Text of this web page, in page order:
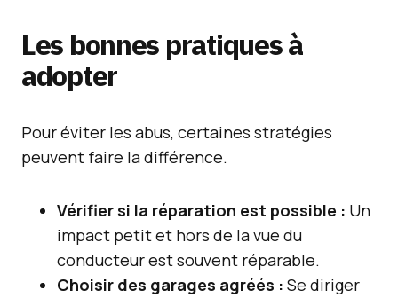
Les bonnes pratiques à
adopter
Pour éviter les abus, certaines stratégies
peuvent faire la différence.
Vérifier si la réparation est possible : Un
impact petit et hors de la vue du
conducteur est souvent réparable.
Choisir des garages agréés : Se diriger